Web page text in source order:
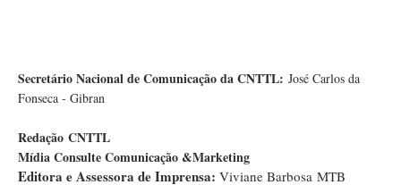
Secretário Nacional de Comunicação da CNTTL: José Carlos da
Fonseca - Gibran
Redação CNTTL
Mídia Consulte Comunicação &Marketing
Editora e Assessora de Imprensa: Viviane Barbosa MTB